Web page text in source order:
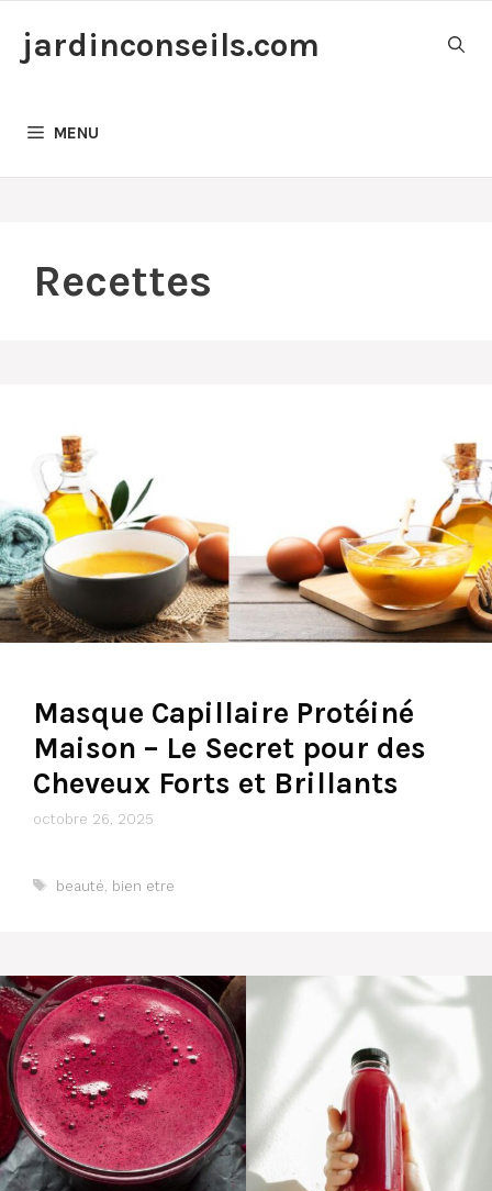
jardinconseils.com
MENU
Recettes
Masque Capillaire Protéiné
Maison – Le Secret pour des
Cheveux Forts et Brillants
octobre 26, 2025
Étiquettes
beauté bien etre